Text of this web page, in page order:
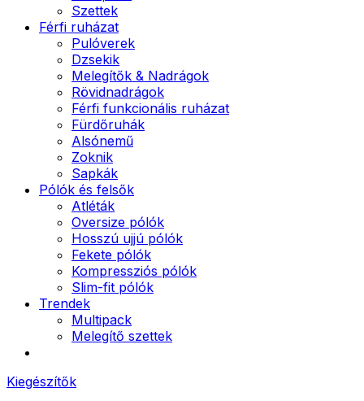
Szettek
Férfi ruházat
Pulóverek
Dzsekik
Melegítők & Nadrágok
Rövidnadrágok
Férfi funkcionális ruházat
Fürdőruhák
Alsónemű
Zoknik
Sapkák
Pólók és felsők
Atléták
Oversize pólók
Hosszú ujjú pólók
Fekete pólók
Kompressziós pólók
Slim-fit pólók
Trendek
Multipack
Melegítő szettek
Kiegészítők